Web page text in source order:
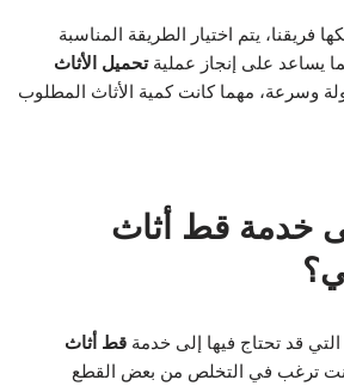
فريقنا، يتم اختيار الطريقة المناسبة
يساعد على إنجاز عمليةتحميل الأثاث
وسرعة، مهما كانت كمية الأثاث المطلوب
خدمة قط أثاث
قد تحتاج فيها إلى خدمة قط أثاث
ترغب في التخلص من بعض القطع